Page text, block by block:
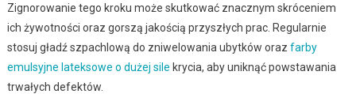
Zignorowanie tego kroku może skutkować znacznym skróceniem
ich żywotności oraz gorszą jakością przyszłych prac. Regularnie
stosuj gładź szpachlową do zniwelowania ubytków oraz farby
emulsyjne lateksowe o dużej sile krycia, aby uniknąć powstawania
trwałych defektów.